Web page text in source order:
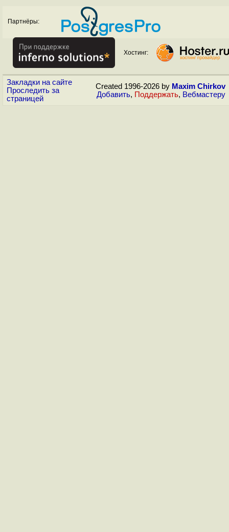
Партнёры:
Хостинг:
Закладки на сайте
Проследить за
страницей
Created 1996-2026 by Maxim Chirkov
Добавить, Поддержать, Вебмастеру